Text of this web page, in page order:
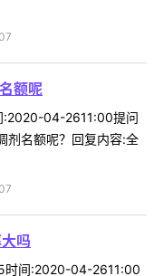
额呢
:2020-04-2611:00提问
剂名额呢？回复内容:全
吗
时间:2020-04-2611:00